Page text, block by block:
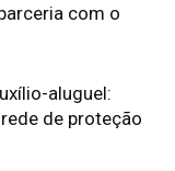
com o
aluguel:
de proteção